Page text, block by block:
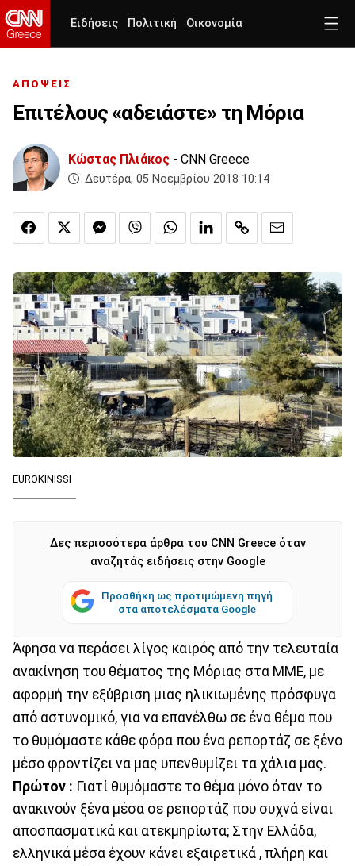
Ειδήσεις Πολιτική Οικονομία
ΑΠΟΨΕΙΣ
Επιτέλους «αδειάστε» τη Μόρια
Κώστας Πλιάκος - CNN Greece
Δευτέρα, 05 Νοεμβρίου 2018 10:14
EUROKINISSI
Δες περισσότερα άρθρα του CNN Greece όταν
αναζητάς ειδήσεις στην Google
Προσθήκη ως προτιμώμενη πηγή
στα αποτελέσματα Google
Άφησα να περάσει λίγος καιρός από την τελευταία
ανακίνηση του θέματος της Μόριας στα ΜΜΕ, με
αφορμή την εξύβριση μιας ηλικιωμένης πρόσφυγα
από αστυνομικό, για να επανέλθω σε ένα θέμα που
το θυμόμαστε κάθε φόρα που ένα ρεπορτάζ σε ξένο
μέσο φροντίζει να μας υπενθυμίζει τα χάλια μας.
Πρώτον : Γιατί θυμόμαστε το θέμα μόνο όταν το
ανακινούν ξένα μέσα σε ρεπορτάζ που συχνά είναι
αποσπασματικά και ατεκμηρίωτα; Στην Ελλάδα,
ελληνικά μέσα έχουν κάνει εξαιρετικά , πλήρη και